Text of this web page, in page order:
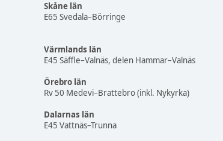
Skåne län
E65 Svedala–Börringe
Värmlands län
E45 Säffle–Valnäs, delen Hammar–Valnäs
Örebro län
Rv 50 Medevi–Brattebro (inkl. Nykyrka)
Dalarnas län
E45 Vattnäs–Trunna